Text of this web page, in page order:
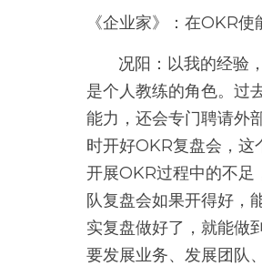
《企业家》：在OKR
是个人教练的角色。过
能力，还会专门聘请外
时开好OKR复盘会，这
开展OKR过程中的不足
队复盘会如果开得好，
实复盘做好了，就能做
要发展业务、发展团队